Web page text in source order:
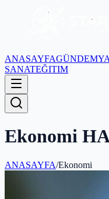
ANASAYFAGÜNDEM
SANATEĞITIM
Ekonomi
ANASAYFA/Ekonomi